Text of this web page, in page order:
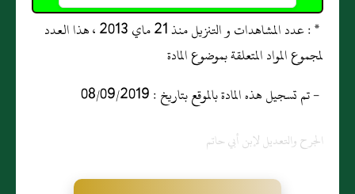
* : عدد المشاهدات و التنزيل منذ 21 ماي 2013 ، هذا العدد
لمجموع المواد المتعلقة بموضوع المادة
- تم تسجيل هذه المادة بالموقع بتاريخ : 08/09/2019
الجرح والتعديل لإبن أبي حاتم